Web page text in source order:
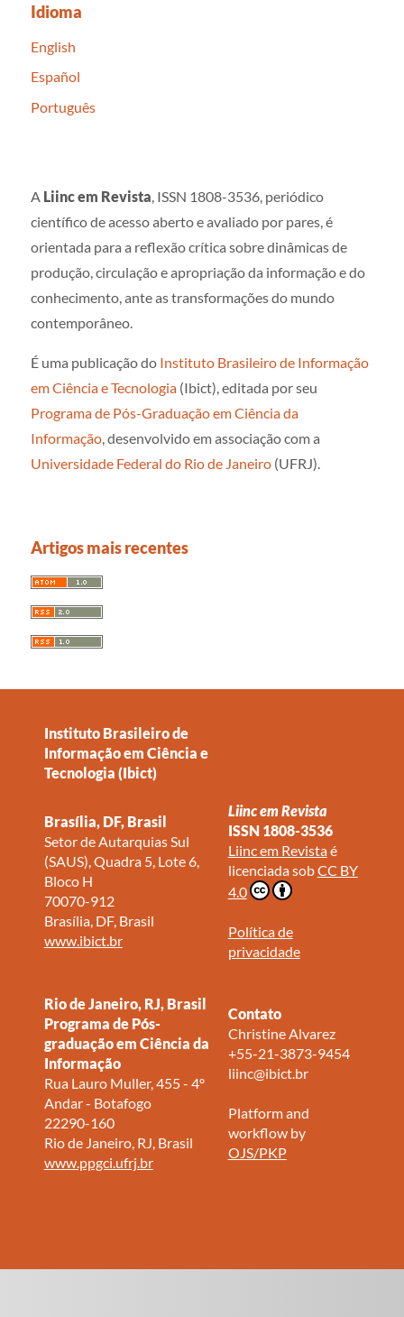
Idioma
English
Español
Português
A Liinc em Revista, ISSN 1808-3536, periódico
científico de acesso aberto e avaliado por pares, é
orientada para a reflexão crítica sobre dinâmicas de
produção, circulação e apropriação da informação e do
conhecimento, ante as transformações do mundo
contemporâneo.
É uma publicação do Instituto Brasileiro de Informação
em Ciência e Tecnologia (Ibict), editada por seu
Programa de Pós-Graduação em Ciência da
Informação, desenvolvido em associação com a
Universidade Federal do Rio de Janeiro (UFRJ).
Artigos mais recentes
Instituto Brasileiro de
Informação em Ciência e
Tecnologia (Ibict)
Brasília, DF, Brasil
Setor de Autarquias Sul
(SAUS), Quadra 5, Lote 6,
Bloco H
70070-912
Brasília, DF, Brasil
www.ibict.br
Liinc em Revista
ISSN 1808-3536
Liinc em Revistaé
licenciada sobCC BY
4.0
Política de
privacidade
Rio de Janeiro, RJ, Brasil
Programa de Pós-
graduação em Ciência da
Informação
Rua Lauro Muller, 455 - 4º
Andar - Botafogo
22290-160
Rio de Janeiro, RJ, Brasil
www.ppgci.ufrj.br
Contato
Christine Alvarez
+55-21-3873-9454
liinc@ibict.br
Platform and
workflow by
OJS/PKP